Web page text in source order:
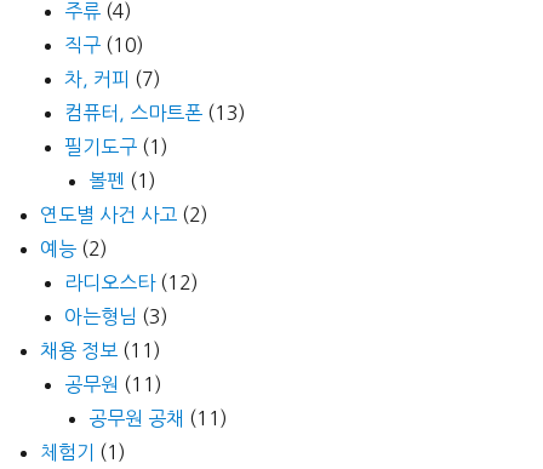
주류 (4)
직구 (10)
차, 커피 (7)
컴퓨터, 스마트폰 (13)
필기도구 (1)
볼펜 (1)
연도별 사건 사고 (2)
예능 (2)
라디오스타(12)
아는형님 (3)
채용 정보 (11)
공무원 (11)
공무원 공채 (11)
체험기
(1)